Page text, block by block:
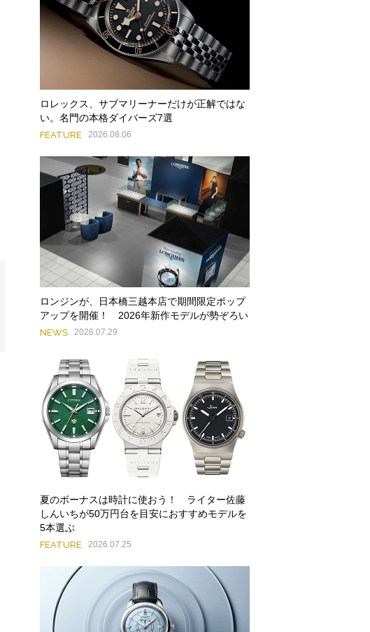
ロレックス、サブマリーナーだけが正解ではな
い。名門の本格ダイバーズ7選
FEATURE 2026.08.06
ロンジンが、日本橋三越本店で期間限定ポップ
アップを開催！ 2026年新作モデルが勢ぞろい
NEWS 2026.07.29
夏のボーナスは時計に使おう！ ライター佐藤
しんいちが50万円台を目安におすすめモデルを
5本選ぶ
FEATURE 2026.07.25